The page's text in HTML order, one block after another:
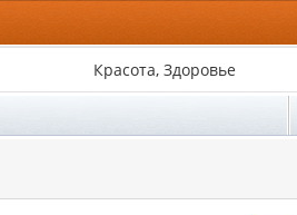
Красота, Здоровье